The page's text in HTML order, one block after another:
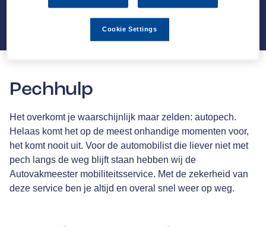
Pechhulp
Het overkomt je waarschijnlijk maar zelden: autopech.
Helaas komt het op de meest onhandige momenten voor,
het komt nooit uit. Voor de automobilist die liever niet met
pech langs de weg blijft staan hebben wij de
Autovakmeester mobiliteitsservice. Met de zekerheid van
deze service ben je altijd en overal snel weer op weg.
Cookie Settings